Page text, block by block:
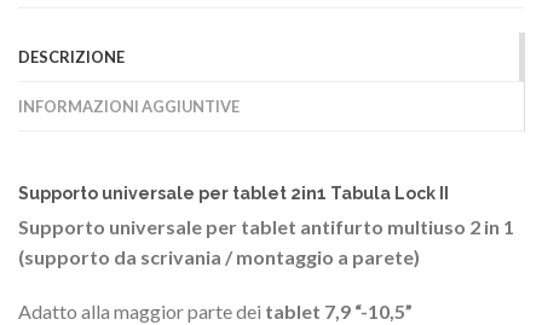
DESCRIZIONE
INFORMAZIONI AGGIUNTIVE
Supporto universale per tablet 2in1 Tabula Lock II
Supporto universale per tablet antifurto multiuso 2 in 1
(supporto da scrivania / montaggio a parete)
Adatto alla maggior parte dei tablet 7,9 “-10,5”